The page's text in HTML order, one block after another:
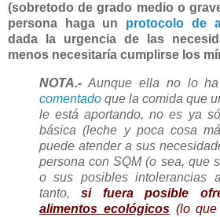
(sobretodo de grado medio o
persona haga un protocolo de
dada la urgencia de las
menos necesitaría cumplirse los
NOTA.- Aunque ella no lo
comentado que la comida que
le está aportando, no es ya
básica (leche y poca cosa
puede atender a sus
persona con SQM (o sea, que
o sus posibles intolerancias
tanto,si fuera posible
alimentos ecológicos (lo que